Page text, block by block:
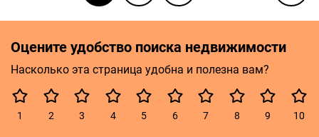
Оцените удобство поиска недвижимости
Насколько эта страница удобна и полезна вам?